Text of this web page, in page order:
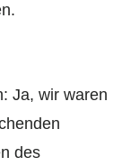
Ja, wir waren
des